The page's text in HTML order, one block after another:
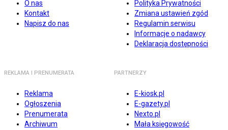
O nas
Kontakt
Napisz do nas
Polityka Prywatności
Zmiana ustawień zgód
Regulamin serwisu
Informacje o nadawcy
Deklaracja dostępności
REKLAMA I PRENUMERATA
Reklama
Ogłoszenia
Prenumerata
Archiwum
PARTNERZY
E-kiosk.pl
E-gazety.pl
Nexto.pl
Mała księgowość